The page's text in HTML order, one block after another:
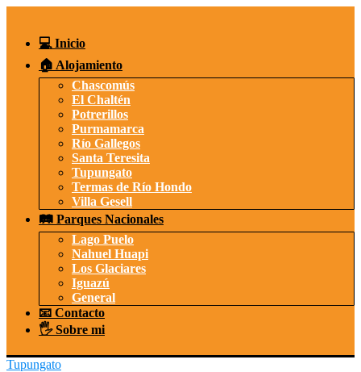
contenido💻 Inicio
🏠 Alojamiento
Chascomús
El Chaltén
Potrerillos
Purmamarca
Río Gallegos
Santa Teresita
Tupungato
Termas de Río Hondo
Villa Gesell
🛤️ Parques Nacionales
Lago Puelo
Nahuel Huapi
Los Glaciares
Iguazú
General
📧 Contacto
🖐️ Sobre mi
Tupungato